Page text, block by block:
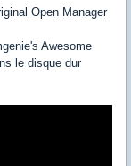
Open Manager
Awesome
le disque dur